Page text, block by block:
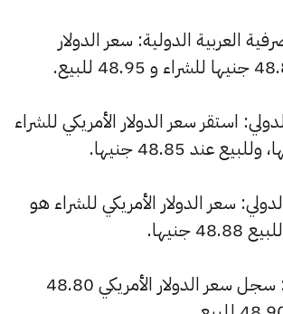
العربية الدولية: سعر الدولار
استقر سعر الدولار الأمريكي للشراء
سعر الدولار الأمريكي للشراء هو
بنك الإسكندرية: سجل سعر الدولار الأمريكي 48.80